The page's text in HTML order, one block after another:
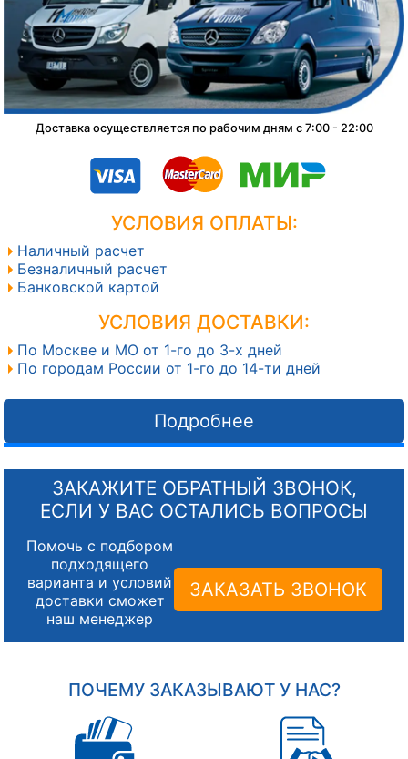
Доставка осуществляется по рабочим дням с 7:00 - 22:00
УСЛОВИЯ ОПЛАТЫ:
Наличный расчет
Безналичный расчет
Банковской картой
УСЛОВИЯ ДОСТАВКИ:
По Москве и МО от 1-го до 3-х дней
По городам России от 1-го до 14-ти дней
Подробнее
ЗАКАЖИТЕ ОБРАТНЫЙ ЗВОНОК,
ЕСЛИ У ВАС ОСТАЛИСЬ ВОПРОСЫ
Помочь с подбором
подходящего
варианта и условий
доставки сможет
наш менеджер
ЗАКАЗАТЬ ЗВОНОК
ПОЧЕМУ ЗАКАЗЫВАЮТ У НАС?